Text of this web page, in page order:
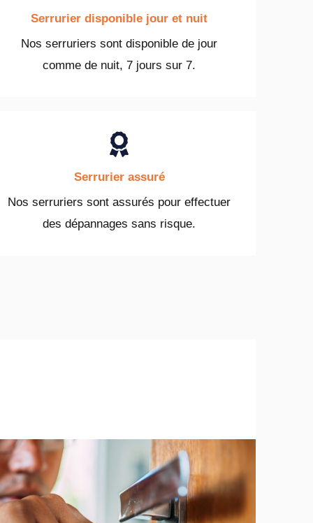
Serrurier disponible jour et nuit
Nos serruriers sont disponible de jour
comme de nuit, 7 jours sur 7.
Serrurier assuré
Nos serruriers sont assurés pour effectuer
des dépannages sans risque.